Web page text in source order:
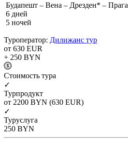
Будапешт – Вена – Дрезден* – Прага
6 дней
5 ночей
Туроператор: Дилижанс тур
от 630 EUR
+ 250 BYN
Cтоимость тура
✓
Турпродукт
от 2200 BYN (630 EUR)
✓
Туруслуга
250 BYN